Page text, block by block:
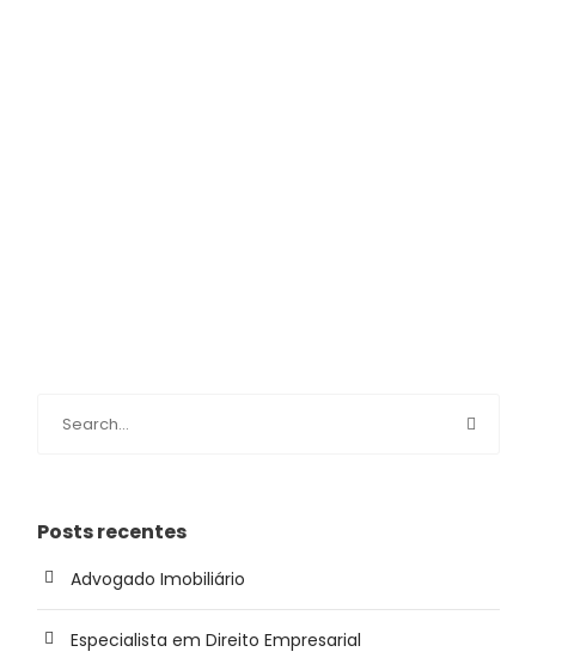
Posts recentes
Advogado Imobiliário
Especialista em Direito Empresarial